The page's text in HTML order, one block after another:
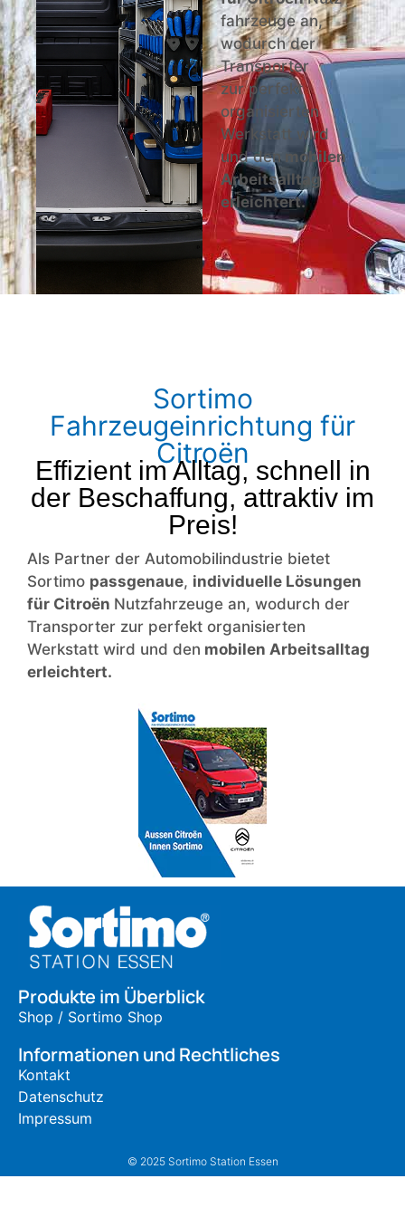
fahrzeuge an,
wodurch der
Trans­porter
zur perfekt
organisierten
Werkstatt wird
und den mobilen
Arbeitsalltag
erleichtert.
Sortimo
Fahrzeugeinrichtung für
Citroën
Effizient im Alltag, schnell in
der Beschaffung, attraktiv im
Preis!
Als Partner der Automobilindustrie bietet
Sortimo passgenaue, indivi­duelle Lösungen
für Citroën Nutz­fahrzeuge an, wodurch der
Trans­porter zur perfekt organisierten
Werkstatt wird und den mobilen Arbeitsalltag
erleichtert.
Produkte im Überblick
Shop / Sortimo Shop
Informationen und Rechtliches
Kontakt
Datenschutz
Impressum
© 2025 Sortimo Station Essen